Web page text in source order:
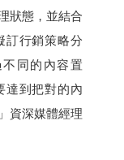
狀態，並結合
訂行銷策略分
同的內容置
達到把對的內
資深媒體經理